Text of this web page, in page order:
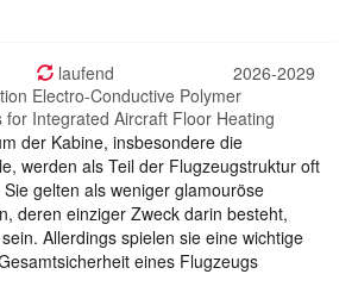
laufend
2026-2029
Electro-Conductive Polymer
for Integrated Aircraft Floor Heating
der Kabine, insbesondere die
werden als Teil der Flugzeugstruktur oft
gelten als weniger glamouröse
deren einziger Zweck darin besteht,
Allerdings spielen sie eine wichtige
eines Flugzeugs